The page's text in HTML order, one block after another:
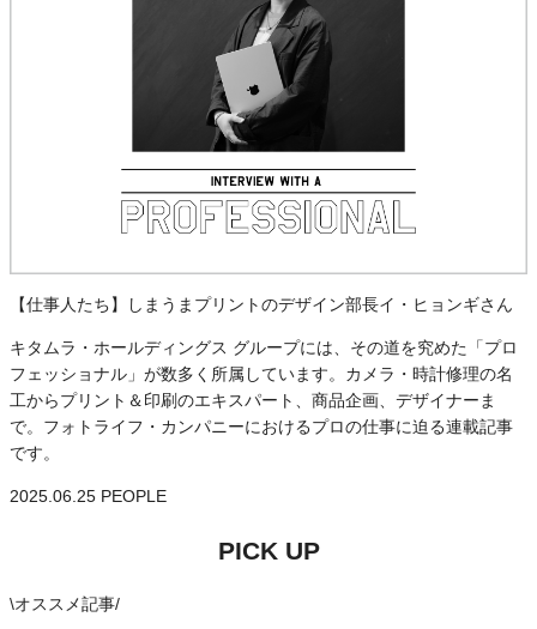
【仕事人たち】しまうまプリントのデザイン部長イ・ヒョンギさん
キタムラ・ホールディングス グループには、その道を究めた「プロ
フェッショナル」が数多く所属しています。カメラ・時計修理の名
工からプリント＆印刷のエキスパート、商品企画、デザイナーま
で。フォトライフ・カンパニーにおけるプロの仕事に迫る連載記事
です。
2025.06.25 PEOPLE
PICK UP
\オススメ記事/